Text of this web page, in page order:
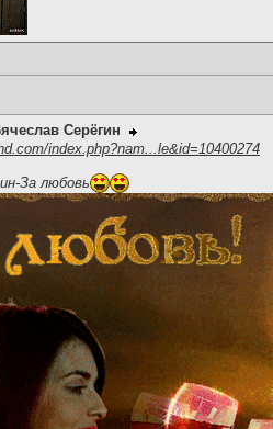
Серёгин
index.php?nam...le&id=10400274
За любовь